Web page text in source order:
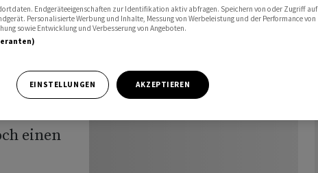
einen
Endgeräteeigenschaften zur Identifikation aktiv abfragen. Speichern von oder Zugriff auf
Personalisierte Werbung und Inhalte, Messung von Werbeleistung und der Performance von
sowie Entwicklung und Verbesserung von Angeboten.
EINSTELLUNGEN AKZEPTIEREN